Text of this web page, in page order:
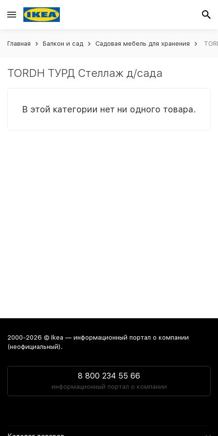
Главная Балкон и сад Садовая мебель для хранения
TORDH ТУРД Стеллаж д/сада
В этой категории нет ни одного товара.
2000-2026 © Ikea — информационный портал о компании
(неофициальный).
8 800 234 55 66
информационный портал о компании